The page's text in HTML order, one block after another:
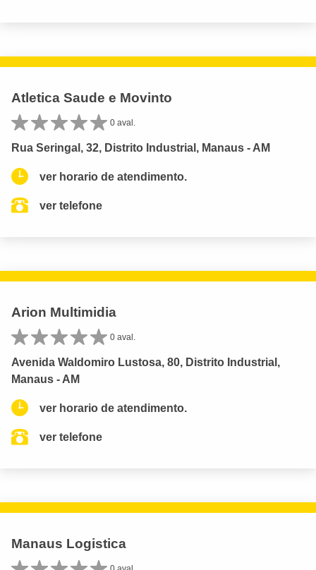
Atletica Saude e Movinto
0 aval.
Rua Seringal, 32, Distrito Industrial, Manaus - AM
ver horario de atendimento.
ver telefone
Arion Multimidia
0 aval.
Avenida Waldomiro Lustosa, 80, Distrito Industrial,
Manaus - AM
ver horario de atendimento.
ver telefone
Manaus Logistica